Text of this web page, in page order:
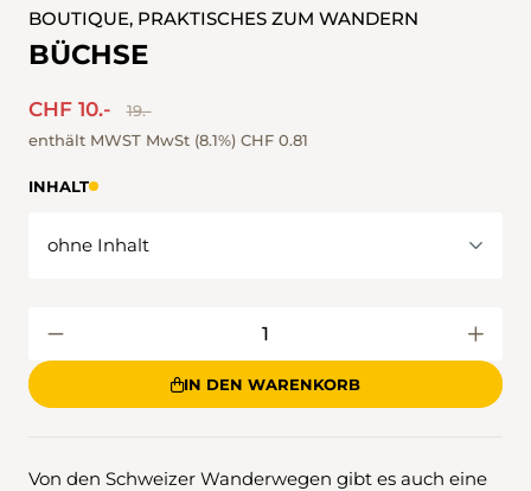
BOUTIQUE, PRAKTISCHES ZUM WANDERN
BÜCHSE
CHF 10.-
19.-
enthält MWST MwSt (8.1%) CHF 0.81
INHALT
IN DEN WARENKORB
Von den Schweizer Wanderwegen gibt es auch eine